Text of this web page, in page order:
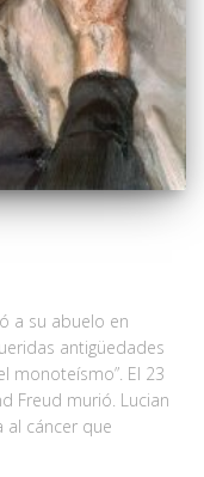
a su abuelo en
antigüedades
monoteísmo”. El 23
Freud murió. Lucian
al cáncer que